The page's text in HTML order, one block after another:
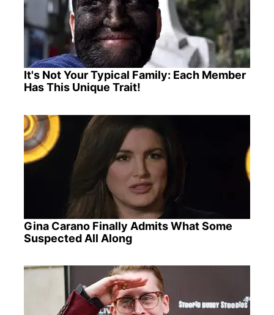
It's Not Your Typical Family: Each Member
Has This Unique Trait!
Gina Carano Finally Admits What Some
Suspected All Along